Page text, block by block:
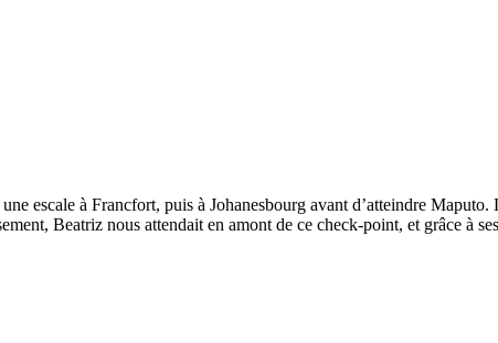
escale à Francfort, puis à Johanesbourg avant d’atteindre Maputo.
Beatriz nous attendait en amont de ce check-point, et grâce à